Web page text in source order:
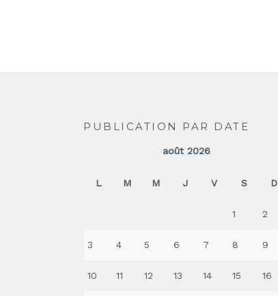
PUBLICATION PAR DATE
août 2026
L M M J V S D
1 2
3 4 5 6 7 8 9
10 11 12 13 14 15 16